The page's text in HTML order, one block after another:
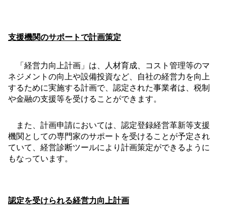
支援機関のサポートで計画策定
「経営力向上計画」は、人材育成、コスト管理等のマ
ネジメントの向上や設備投資など、自社の経営力を向上
するために実施する計画で、認定された事業者は、税制
や金融の支援等を受けることができます。
また、計画申請においては、認定登録経営革新等支援
機関としての専門家のサポートを受けることが予定され
ていて、経営診断ツールにより計画策定ができるように
もなっています。
認定を受けられる経営力向上計画